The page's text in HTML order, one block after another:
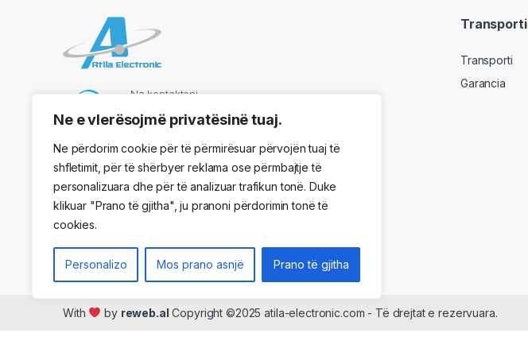
Ne e vlerësojmë privatësinë tuaj.
Ne përdorim cookie për të përmirësuar përvojën tuaj të
shfletimit, për të shërbyer reklama ose përmbajtje të
personalizuara dhe për të analizuar trafikun tonë. Duke
klikuar "Prano të gjitha", ju pranoni përdorimin tonë të
cookies.
Personalizo Mos prano asnjë Prano të gjitha
Na kontaktoni
069 73 48 717
Adresa
Kryqezimi Vasil Shaanto, ngjitur me dyqanin One, Tirane
Transporti
Transporti
Garancia
With by reweb.al Copyright ©2025 atila-electronic.com - Të drejtat e rezervuara.